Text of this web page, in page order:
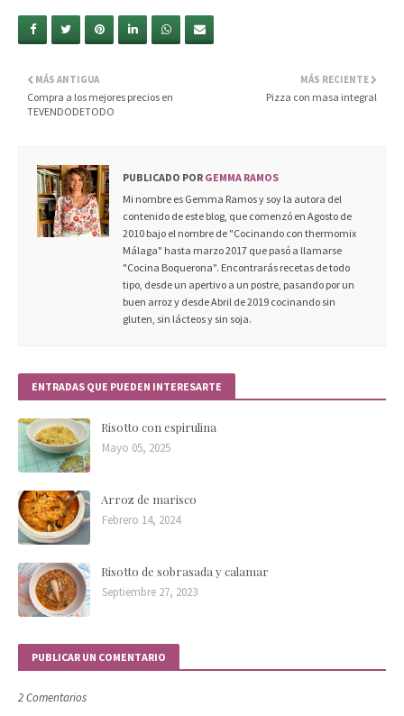
MÁS RECIENTE
Pizza con masa integral
MÁS ANTIGUA
Compra a los mejores precios en
TEVENDODETODO
PUBLICADO POR GEMMA RAMOS
Mi nombre es Gemma Ramos y soy la autora del
contenido de este blog, que comenzó en Agosto de
2010 bajo el nombre de "Cocinando con thermomix
Málaga" hasta marzo 2017 que pasó a llamarse
"Cocina Boquerona". Encontrarás recetas de todo
tipo, desde un apertivo a un postre, pasando por un
buen arroz y desde Abril de 2019 cocinando sin
gluten, sin lácteos y sin soja.
ENTRADAS QUE PUEDEN INTERESARTE
Risotto con espirulina
Mayo 05, 2025
Arroz de marisco
Febrero 14, 2024
Risotto de sobrasada y calamar
Septiembre 27, 2023
PUBLICAR UN COMENTARIO
2 Comentarios